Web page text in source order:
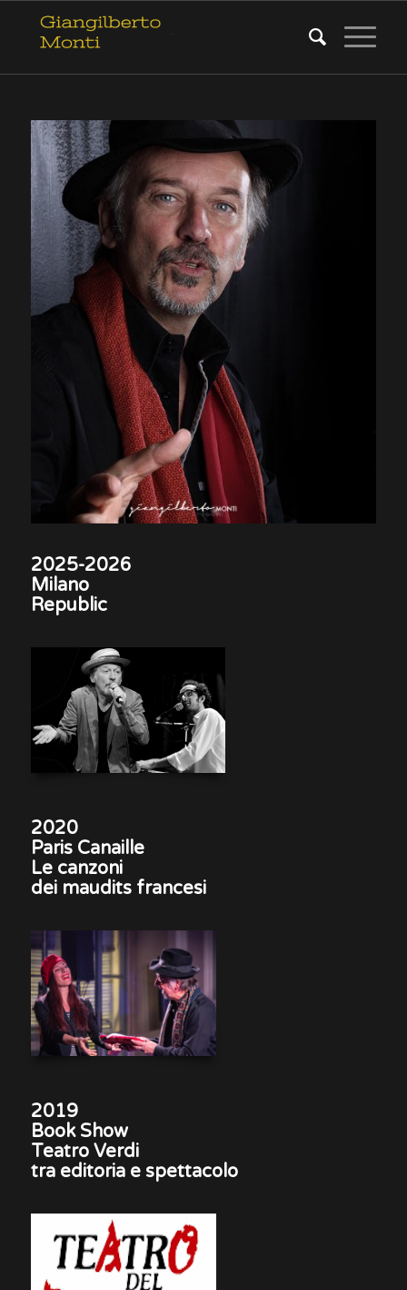
2025-2026
Milano
Republic
2020
Paris Canaille
Le canzoni
dei maudits francesi
2019
Book Show
Teatro Verdi
tra editoria e spettacolo